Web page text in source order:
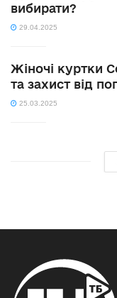
вибирати?
29.04.2025
Жіночі куртки
та захист від
25.03.2025